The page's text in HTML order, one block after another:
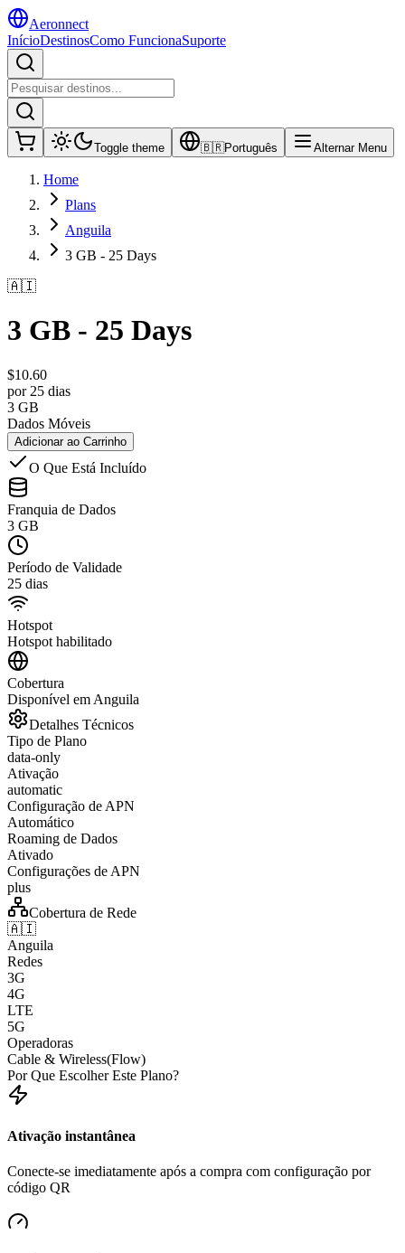
Aeronnect
InícioDestinosComo FuncionaSuporte
Toggle theme 🇧🇷Português Alternar Menu
Home
Plans
Anguila
3 GB - 25 Days
🇦🇮
3 GB - 25 Days
$10.60
por 25 dias
3 GB
Dados Móveis
Adicionar ao Carrinho
O Que Está Incluído
Franquia de Dados
3 GB
Período de Validade
25 dias
Hotspot
Hotspot habilitado
Cobertura
Disponível em Anguila
Detalhes Técnicos
Tipo de Plano
data-only
Ativação
automatic
Configuração de APN
Automático
Roaming de Dados
Ativado
Configurações de APN
plus
Cobertura de Rede
🇦🇮
Anguila
Redes
3G
4G
LTE
5G
Operadoras
Cable & Wireless(Flow)
Por Que Escolher Este Plano?
Ativação instantânea
Conecte-se imediatamente após a compra com configuração por
código QR